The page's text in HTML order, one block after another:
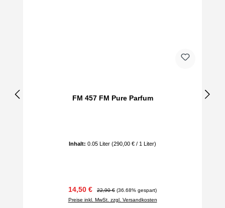
FM 457 FM Pure Parfum
Inhalt: 0.05 Liter (290,00 € / 1 Liter)
Verkaufspreis:
14,50 € Regulärer Preis:
22,90 € (36.68% gespart)
Preise inkl. MwSt. zzgl. Versandkosten